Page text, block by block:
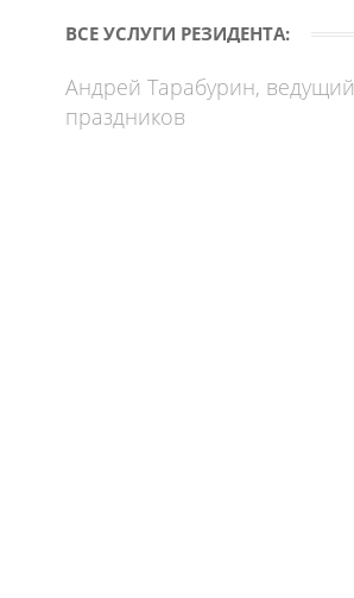
ВСЕ УСЛУГИ РЕЗИДЕНТА:
Андрей Тарабурин, ведущий
праздников